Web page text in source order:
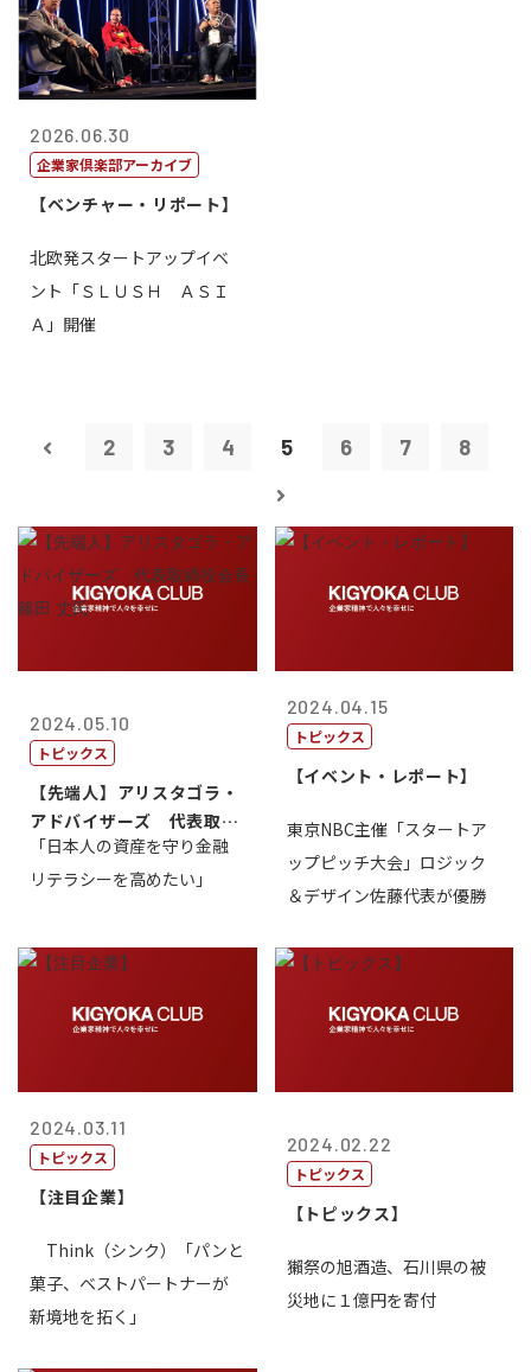
2026.06.30
企業家倶楽部アーカイブ
【ベンチャー・リポート】
北欧発スタートアップイベ
ント「ＳＬＵＳＨ ＡＳＩ
Ａ」開催
2 3 4 5 6 7 8
2024.05.10
トピックス
【先端人】アリスタゴラ・
アドバイザーズ 代表取締
役会長 篠田...
「日本人の資産を守り金融
リテラシーを高めたい」
2024.04.15
トピックス
【イベント・レポート】
東京NBC主催「スタートア
ップピッチ大会」ロジック
＆デザイン佐藤代表が優勝
2024.03.11
トピックス
【注目企業】
Think（シンク）「パンと
菓子、ベストパートナーが
新境地を拓く」
2024.02.22
トピックス
【トピックス】
獺祭の旭酒造、石川県の被
災地に１億円を寄付